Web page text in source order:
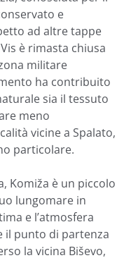
e
ad altre tappe
è rimasta chiusa
militare
ha contribuito
sia il tessuto
meno
vicine a Spalato,
particolare.
Komiža è un piccolo
lungomare in
e l’atmosfera
il punto di partenza
la vicina Biševo,